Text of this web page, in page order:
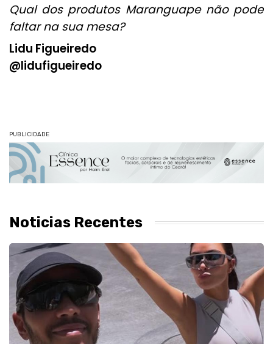
Qual dos produtos Maranguape não pode
faltar na sua mesa?
Lidu Figueiredo
@lidufigueiredo
PUBLICIDADE
Noticias Recentes